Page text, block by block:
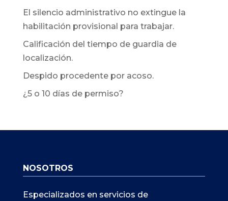
El silencio administrativo no extingue la
habilitación provisional para trabajar.
Calificación del tiempo de guardia de
localización.
Despido procedente por acoso.
¿5 o 10 días de permiso?
NOSOTROS
Especializados en servicios de